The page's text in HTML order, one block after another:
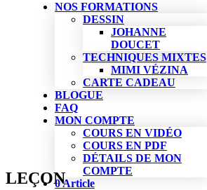
NOS FORMATIONS
DESSIN
JOHANNE
DOUCET
TECHNIQUES MIXTES
MIMI VÉZINA
CARTE CADEAU
BLOGUE
FAQ
MON COMPTE
COURS EN VIDÉO
COURS EN PDF
DÉTAILS DE MON
COMPTE
0 Article
LEÇON